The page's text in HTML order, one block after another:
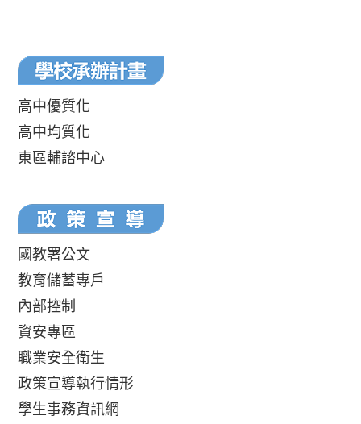
高中優質化
高中均質化
東區輔諮中心
國教署公文
教育儲蓄專戶
內部控制
資安專區
職業安全衛生
政策宣導執行情形
學生事務資訊網